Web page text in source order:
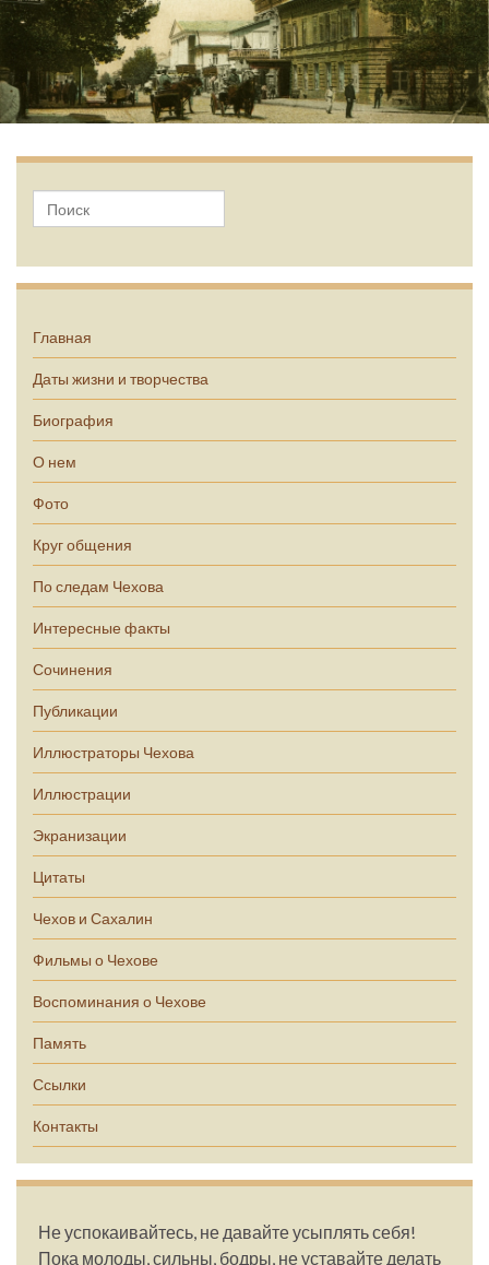
Главная
Даты жизни и творчества
Биография
О нем
Фото
Круг общения
По следам Чехова
Интересные факты
Сочинения
Публикации
Иллюстраторы Чехова
Иллюстрации
Экранизации
Цитаты
Чехов и Сахалин
Фильмы о Чехове
Воспоминания о Чехове
Память
Ссылки
Контакты
Не успокаивайтесь, не давайте усыплять себя!
Пока молоды, сильны, бодры, не уставайте делать